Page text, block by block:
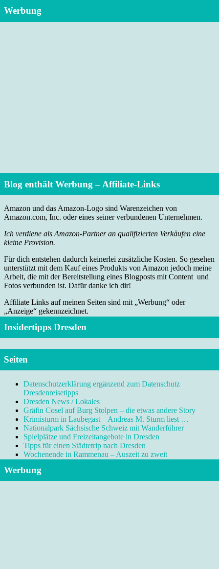
Werbung
Blog enthält Werbung – Affiliate-Links
Amazon und das Amazon-Logo sind Warenzeichen von
Amazon.com, Inc. oder eines seiner verbundenen Unternehmen.
Ich verdiene als Amazon-Partner an qualifizierten Verkäufen eine
kleine Provision.
Für dich entstehen dadurch keinerlei zusätzliche Kosten. So gesehen
unterstützt mit dem Kauf eines Produkts von Amazon jedoch meine
Arbeit, die mit der Bereitstellung eines Blogposts mit Content und
Fotos verbunden ist. Dafür danke ich dir!
Affiliate Links auf meinen Seiten sind mit „Werbung“ oder
„Anzeige“ gekennzeichnet.
Insidertipps Dresden
Seiten
Datenschutzerklärung ergänzend zum Datenschutz
Dresdenreisetipps
Dresden News / Lokales
Gräfin Cosel auf Burg Stolpen – die etwas andere Story
Krimisturm in Laubegast – Andreas M. Sturm liest …
Nationalpark Sächsische Schweiz mit Wanderführer
Spielplätze und Freizeitangebote in Dresden
Tipps für einen Städtetrip nach Dresden
Wochenende in Rammenau – Auszeit zu zweit
Werbung